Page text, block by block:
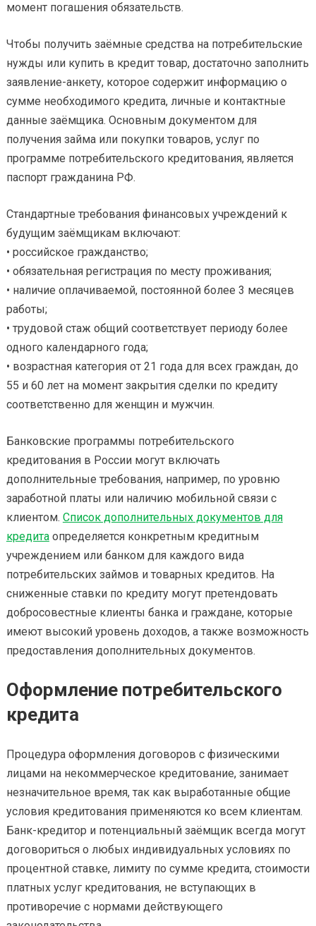
момент погашения обязательств.
Чтобы получить заёмные средства на потребительские
нужды или купить в кредит товар, достаточно заполнить
заявление-анкету, которое содержит информацию о
сумме необходимого кредита, личные и контактные
данные заёмщика. Основным документом для
получения займа или покупки товаров, услуг по
программе потребительского кредитования, является
паспорт гражданина РФ.
Стандартные требования финансовых учреждений к
будущим заёмщикам включают:
• российское гражданство;
• обязательная регистрация по месту проживания;
• наличие оплачиваемой, постоянной более 3 месяцев
работы;
• трудовой стаж общий соответствует периоду более
одного календарного года;
• возрастная категория от 21 года для всех граждан, до
55 и 60 лет на момент закрытия сделки по кредиту
соответственно для женщин и мужчин.
Банковские программы потребительского
кредитования в России могут включать
дополнительные требования, например, по уровню
заработной платы или наличию мобильной связи с
клиентом. Cписок дополнительных документов для
кредитаопределяется конкретным кредитным
учреждением или банком для каждого вида
потребительских займов и товарных кредитов. На
сниженные ставки по кредиту могут претендовать
добросовестные клиенты банка и граждане, которые
имеют высокий уровень доходов, а также возможность
предоставления дополнительных документов.
Оформление потребительского
кредита
Процедура оформления договоров с физическими
лицами на некоммерческое кредитование, занимает
незначительное время, так как выработанные общие
условия кредитования применяются ко всем клиентам.
Банк-кредитор и потенциальный заёмщик всегда могут
договориться о любых индивидуальных условиях по
процентной ставке, лимиту по сумме кредита, стоимости
платных услуг кредитования, не вступающих в
противоречие с нормами действующего